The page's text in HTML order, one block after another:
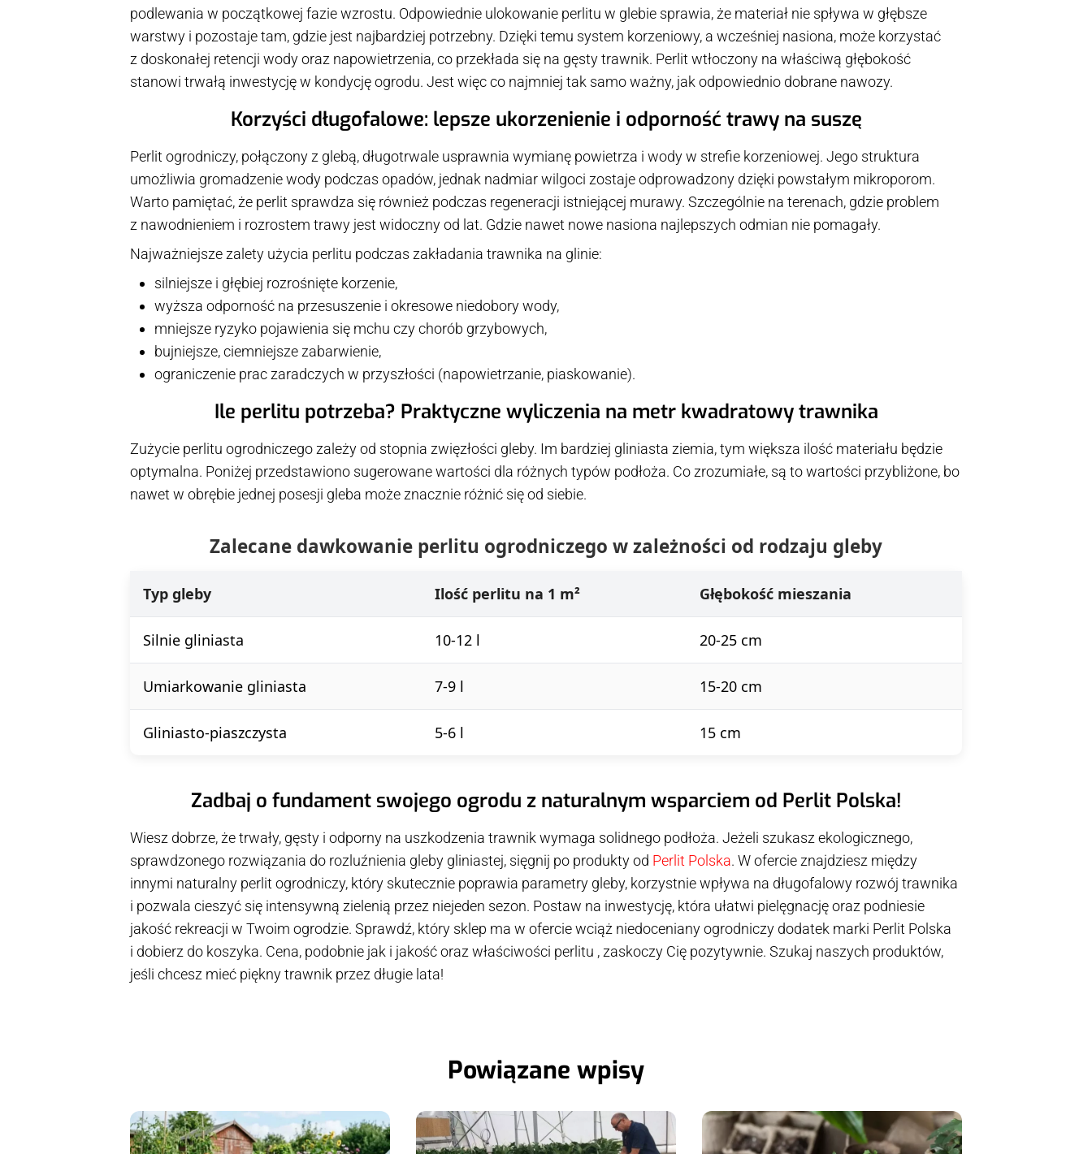
podlewania w początkowej fazie wzrostu. Odpowiednie ulokowanie perlitu w glebie sprawia, że materiał nie spływa w głębsze
warstwy i pozostaje tam, gdzie jest najbardziej potrzebny. Dzięki temu system korzeniowy, a wcześniej nasiona, może korzystać
z doskonałej retencji wody oraz napowietrzenia, co przekłada się na gęsty trawnik. Perlit wtłoczony na właściwą głębokość
stanowi trwałą inwestycję w kondycję ogrodu. Jest więc co najmniej tak samo ważny, jak odpowiednio dobrane nawozy.
Korzyści długofalowe: lepsze ukorzenienie i odporność trawy na suszę
Perlit ogrodniczy, połączony z glebą, długotrwale usprawnia wymianę powietrza i wody w strefie korzeniowej. Jego struktura
umożliwia gromadzenie wody podczas opadów, jednak nadmiar wilgoci zostaje odprowadzony dzięki powstałym mikroporom.
Warto pamiętać, że perlit sprawdza się również podczas regeneracji istniejącej murawy. Szczególnie na terenach, gdzie problem
z nawodnieniem i rozrostem trawy jest widoczny od lat. Gdzie nawet nowe nasiona najlepszych odmian nie pomagały.
Najważniejsze zalety użycia perlitu podczas zakładania trawnika na glinie:
silniejsze i głębiej rozrośnięte korzenie,
wyższa odporność na przesuszenie i okresowe niedobory wody,
mniejsze ryzyko pojawienia się mchu czy chorób grzybowych,
bujniejsze, ciemniejsze zabarwienie,
ograniczenie prac zaradczych w przyszłości (napowietrzanie, piaskowanie).
Ile perlitu potrzeba? Praktyczne wyliczenia na metr kwadratowy trawnika
Zużycie perlitu ogrodniczego zależy od stopnia zwięzłości gleby. Im bardziej gliniasta ziemia, tym większa ilość materiału będzie
optymalna. Poniżej przedstawiono sugerowane wartości dla różnych typów podłoża. Co zrozumiałe, są to wartości przybliżone, bo
nawet w obrębie jednej posesji gleba może znacznie różnić się od siebie.
Zalecane dawkowanie perlitu ogrodniczego w zależności od rodzaju gleby
Typ gleby Ilość perlitu na 1 m² Głębokość mieszania
Silnie gliniasta 10-12 l 20-25 cm
Umiarkowanie gliniasta 7-9 l 15-20 cm
Gliniasto-piaszczysta 5-6 l 15 cm
Zadbaj o fundament swojego ogrodu z naturalnym wsparciem od Perlit Polska!
Wiesz dobrze, że trwały, gęsty i odporny na uszkodzenia trawnik wymaga solidnego podłoża. Jeżeli szukasz ekologicznego,
sprawdzonego rozwiązania do rozluźnienia gleby gliniastej, sięgnij po produkty od Perlit Polska. W ofercie znajdziesz między
innymi naturalny perlit ogrodniczy, który skutecznie poprawia parametry gleby, korzystnie wpływa na długofalowy rozwój trawnika
i pozwala cieszyć się intensywną zielenią przez niejeden sezon. Postaw na inwestycję, która ułatwi pielęgnację oraz podniesie
jakość rekreacji w Twoim ogrodzie. Sprawdź, który sklep ma w ofercie wciąż niedoceniany ogrodniczy dodatek marki Perlit Polska
i dobierz do koszyka. Cena, podobnie jak i jakość oraz właściwości perlitu , zaskoczy Cię pozytywnie. Szukaj naszych produktów,
jeśli chcesz mieć piękny trawnik przez długie lata!
Powiązane wpisy